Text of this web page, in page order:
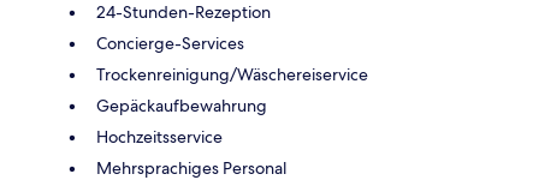
24-Stunden-Rezeption
Concierge-Services
Trockenreinigung/Wäschereiservice
Gepäckaufbewahrung
Hochzeitsservice
Mehrsprachiges Personal